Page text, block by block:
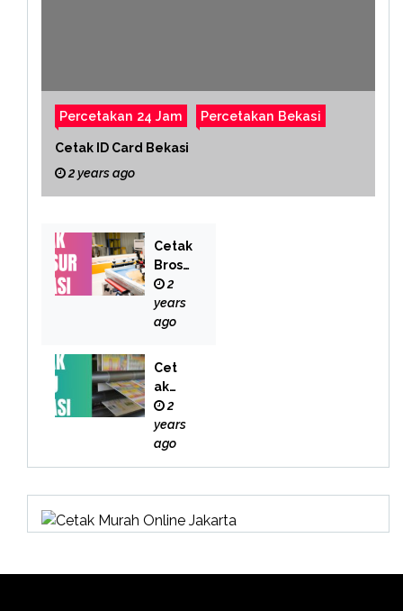
Percetakan 24 Jam Percetakan Bekasi
Cetak ID Card Bekasi
2 years ago
Cetak
Brosu
r
Bekas
i
2
years
ago
Cet
ak
Buk
u
Bek
2
years
ago